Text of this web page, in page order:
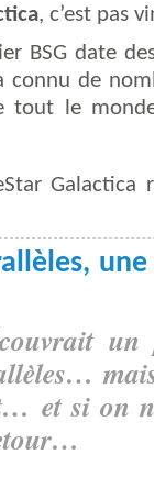
, c’est pas
BSG date
de
tout le
Galactica
un
et si on